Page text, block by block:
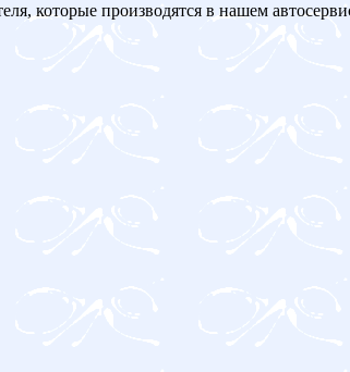
которые производятся в нашем